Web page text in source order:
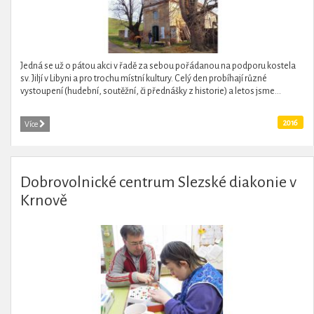
Jedná se už o pátou akci v řadě za sebou pořádanou na podporu kostela
sv. Jiljí v Libyni a pro trochu místní kultury. Celý den probíhají různé
vystoupení (hudební, soutěžní, či přednášky z historie) a letos jsme...
Více 2016
Dobrovolnické centrum Slezské diakonie v
Krnově